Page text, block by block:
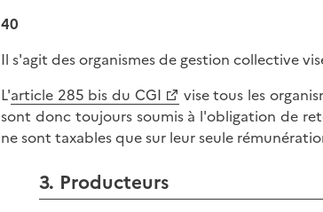
40
Il s'agit des organismes de gestion collective
L'article 285 bis du CGI
vise tous les
sont donc toujours soumis à l'obligation de
ne sont taxables que sur leur seule
3. Producteurs